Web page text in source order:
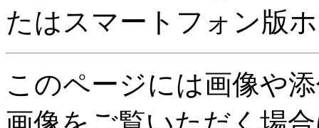
たはスマートフォン版
このページには画像や